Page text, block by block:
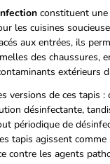
constituent une
les cuisines
aux entrées, ils
des chaussures,
extérieurs
versions de ces tapis :
désinfectante,
périodique de
tapis agissent
contre les agents